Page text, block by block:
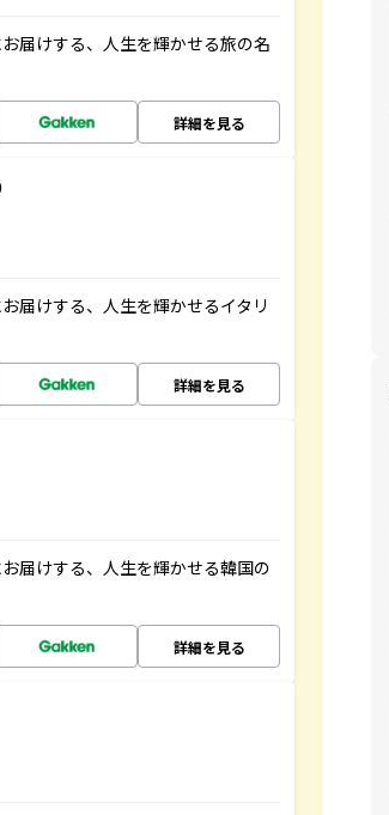
届けする、人生を輝かせる旅の名
詳細を見る
届けする、人生を輝かせるイタリ
詳細を見る
届けする、人生を輝かせる韓国の
詳細を見る